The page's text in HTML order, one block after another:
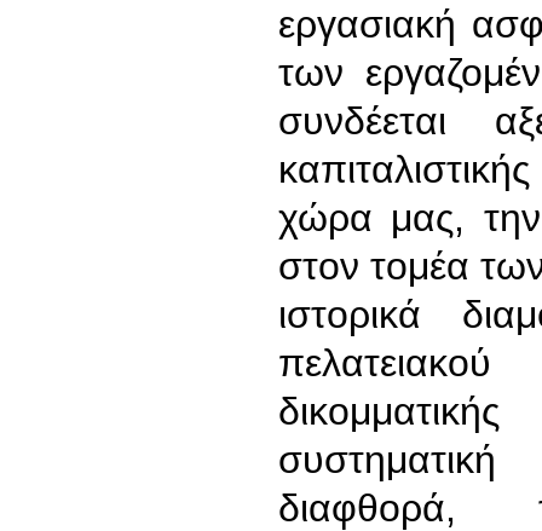
εργασιακή
των
συνδέεται
χώρα μας, την
στον τομέα
ιστορικά
διαφθορά,